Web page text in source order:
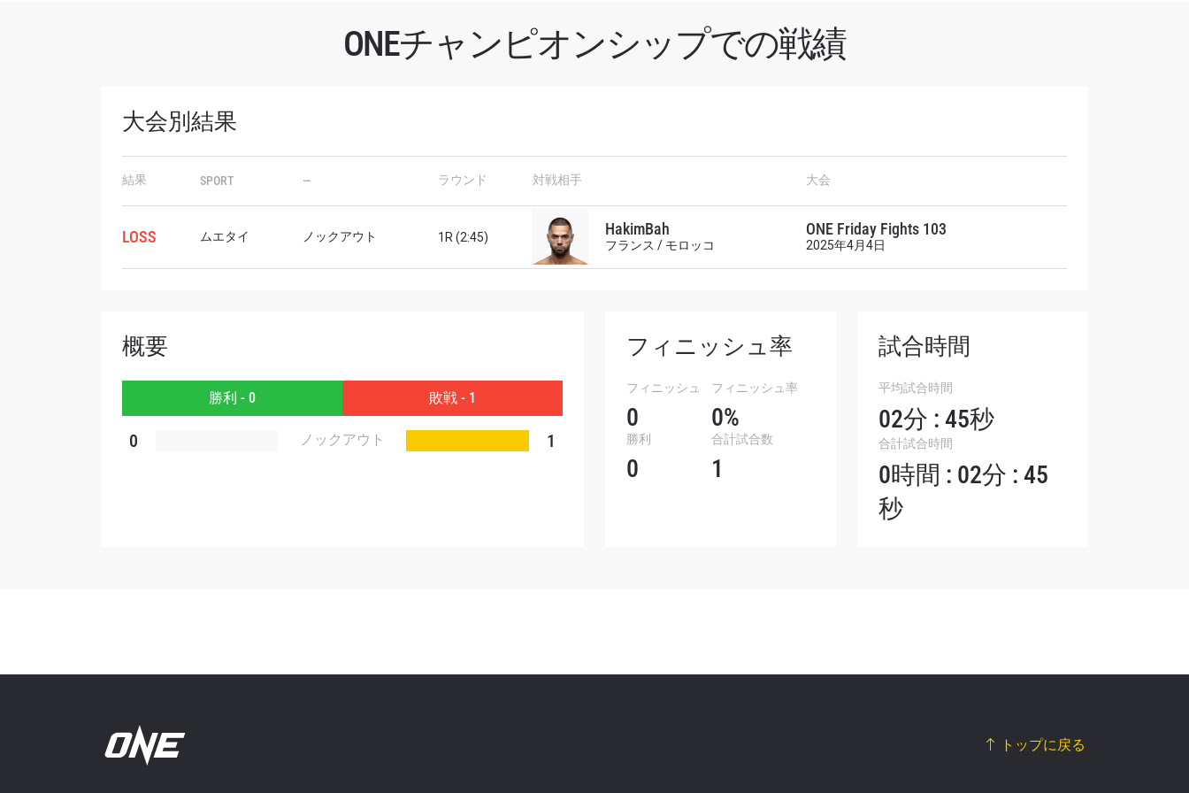
ONEチャンピオンシップでの戦績
大会別結果
結果 SPORT — ラウンド 対戦相手 大会
LOSS ムエタイ ノックアウト 1R (2:45) HakimBah
フランス / モロッコ
ONE Friday Fights 103
2025年4月4日
概要
勝利 - 0 敗戦 - 1
0 ノックアウト 1
フィニッシュ率
フィニッシュ
0
フィニッシュ率
0%
勝利
0
合計試合数
1
試合時間
平均試合時間
02分 : 45秒
合計試合時間
0時間 : 02分 : 45
秒
トップに戻る
対戦相手
大会
ハイライトを見る
ー、ライブイベントの最高の席をゲットするため今すぐ登録を！
Eメール
このフォームを送信することにより、お客様は当社の
プライバシーポリ
シーに基づく情報の収集、使用および開示に同意したことになります。
お客様は、いつでも配信を停止することができます。